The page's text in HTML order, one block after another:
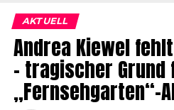
AKTUELL
Andrea Kiewel
– tragischer
„Fernsehgarten“-